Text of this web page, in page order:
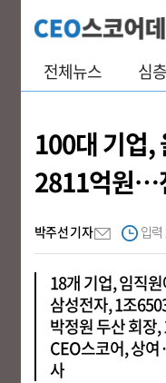
전체뉴스 심
100대 기업,
2811억원…
박주선 기자 입력
18개 기업, 임직
삼성전자, 1조
박정원 두산 회장
CEO스코어, 상
사